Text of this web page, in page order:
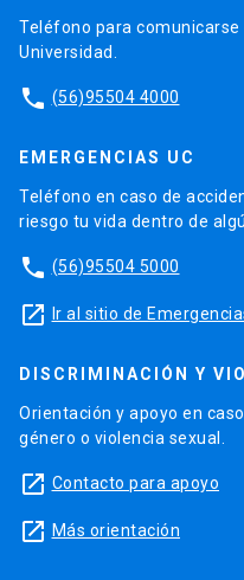
Teléfono para
Universidad.
phone (56)95504 4000
EMERGENCIAS UC
Teléfono en caso de
riesgo tu vida dentro de
phone (56)95504 5000
launch Ir al sitio de
DISCRIMINACIÓN Y
Orientación y apoyo en
género o violencia sexual.
launch Contacto para apoyo
launch Más orientación